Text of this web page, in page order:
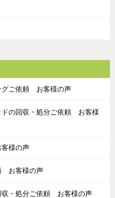
グご依頼 お客様の声
ドの回収・処分ご依頼 お客様
様の声
お客様の声
収・処分ご依頼 お客様の声